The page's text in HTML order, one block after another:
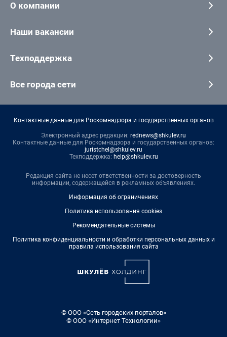
О компании
Наши вакансии
Техподдержка
Все города сети
Контактные данные для Роскомнадзора и государственных органов
Электронный адрес редакции: rednews@shkulev.ru
Контактные данные для Роскомнадзора и государственных органов:
juristchel@shkulev.ru
Техподдержка: help@shkulev.ru
Редакция сайта не несет ответственности за достоверность
информации, содержащейся в рекламных объявлениях.
Информация об ограничениях
Политика использования cookies
Рекомендательные системы
Политика конфиденциальности и обработки персональных данных и
правила использования сайта
© ООО «Сеть городских порталов»
© ООО «Интернет Технологии»